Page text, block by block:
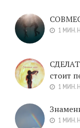
1 МИН.
стоит
1 МИН.
1 МИН.